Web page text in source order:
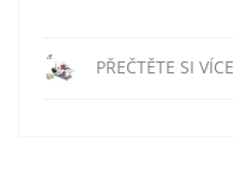
PŘEČTĚTE SI VÍCE